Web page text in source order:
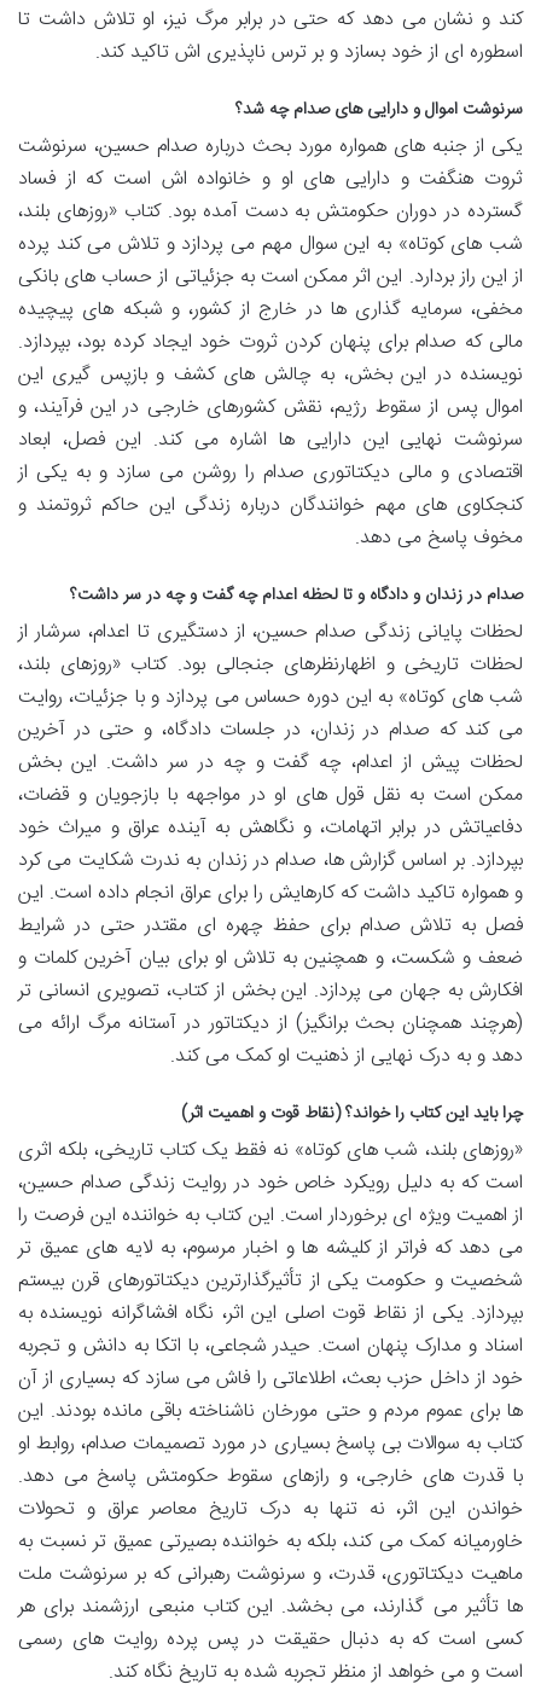
کند و نشان می دهد که حتی در برابر مرگ نیز، او تلاش داشت تا
اسطوره ای از خود بسازد و بر ترس ناپذیری اش تاکید کند.
سرنوشت اموال و دارایی های صدام چه شد؟
یکی از جنبه های همواره مورد بحث درباره صدام حسین، سرنوشت
ثروت هنگفت و دارایی های او و خانواده اش است که از فساد
گسترده در دوران حکومتش به دست آمده بود. کتاب «روزهای بلند،
شب های کوتاه» به این سوال مهم می پردازد و تلاش می کند پرده
از این راز بردارد. این اثر ممکن است به جزئیاتی از حساب های بانکی
مخفی، سرمایه گذاری ها در خارج از کشور، و شبکه های پیچیده
مالی که صدام برای پنهان کردن ثروت خود ایجاد کرده بود، بپردازد.
نویسنده در این بخش، به چالش های کشف و بازپس گیری این
اموال پس از سقوط رژیم، نقش کشورهای خارجی در این فرآیند، و
سرنوشت نهایی این دارایی ها اشاره می کند. این فصل، ابعاد
اقتصادی و مالی دیکتاتوری صدام را روشن می سازد و به یکی از
کنجکاوی های مهم خوانندگان درباره زندگی این حاکم ثروتمند و
مخوف پاسخ می دهد.
صدام در زندان و دادگاه و تا لحظه اعدام چه گفت و چه در سر داشت؟
لحظات پایانی زندگی صدام حسین، از دستگیری تا اعدام، سرشار از
لحظات تاریخی و اظهارنظرهای جنجالی بود. کتاب «روزهای بلند،
شب های کوتاه» به این دوره حساس می پردازد و با جزئیات، روایت
می کند که صدام در زندان، در جلسات دادگاه، و حتی در آخرین
لحظات پیش از اعدام، چه گفت و چه در سر داشت. این بخش
ممکن است به نقل قول های او در مواجهه با بازجویان و قضات،
دفاعیاتش در برابر اتهامات، و نگاهش به آینده عراق و میراث خود
بپردازد. بر اساس گزارش ها، صدام در زندان به ندرت شکایت می کرد
و همواره تاکید داشت که کارهایش را برای عراق انجام داده است. این
فصل به تلاش صدام برای حفظ چهره ای مقتدر حتی در شرایط
ضعف و شکست، و همچنین به تلاش او برای بیان آخرین کلمات و
افکارش به جهان می پردازد. این بخش از کتاب، تصویری انسانی تر
(هرچند همچنان بحث برانگیز) از دیکتاتور در آستانه مرگ ارائه می
دهد و به درک نهایی از ذهنیت او کمک می کند.
چرا باید این کتاب را خواند؟ (نقاط قوت و اهمیت اثر)
«روزهای بلند، شب های کوتاه» نه فقط یک کتاب تاریخی، بلکه اثری
است که به دلیل رویکرد خاص خود در روایت زندگی صدام حسین،
از اهمیت ویژه ای برخوردار است. این کتاب به خواننده این فرصت را
می دهد که فراتر از کلیشه ها و اخبار مرسوم، به لایه های عمیق تر
شخصیت و حکومت یکی از تأثیرگذارترین دیکتاتورهای قرن بیستم
بپردازد. یکی از نقاط قوت اصلی این اثر، نگاه افشاگرانه نویسنده به
اسناد و مدارک پنهان است. حیدر شجاعی، با اتکا به دانش و تجربه
خود از داخل حزب بعث، اطلاعاتی را فاش می سازد که بسیاری از آن
ها برای عموم مردم و حتی مورخان ناشناخته باقی مانده بودند. این
کتاب به سوالات بی پاسخ بسیاری در مورد تصمیمات صدام، روابط او
با قدرت های خارجی، و رازهای سقوط حکومتش پاسخ می دهد.
خواندن این اثر، نه تنها به درک تاریخ معاصر عراق و تحولات
خاورمیانه کمک می کند، بلکه به خواننده بصیرتی عمیق تر نسبت به
ماهیت دیکتاتوری، قدرت، و سرنوشت رهبرانی که بر سرنوشت ملت
ها تأثیر می گذارند، می بخشد. این کتاب منبعی ارزشمند برای هر
کسی است که به دنبال حقیقت در پس پرده روایت های رسمی
است و می خواهد از منظر تجربه شده به تاریخ نگاه کند.